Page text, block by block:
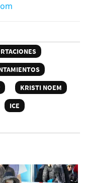
KRISTI NOEM
ICE